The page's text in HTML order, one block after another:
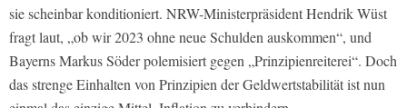
sie scheinbar konditioniert. NRW-Ministerpräsident Hendrik Wüst
fragt laut, „ob wir 2023 ohne neue Schulden auskommen“, und
Bayerns Markus Söder polemisiert gegen „Prinzipienreiterei“. Doch
das strenge Einhalten von Prinzipien der Geldwertstabilität ist nun